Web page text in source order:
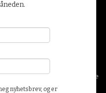
får en bedre kjøpsopplevelse
cookies hovedsaklig til å
nyhetsbrev, og er